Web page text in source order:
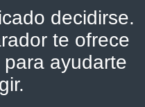
decidirse.
te ofrece
ayudarte